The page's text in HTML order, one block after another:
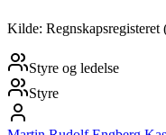
Kilde:
Styre og ledelse
Styre